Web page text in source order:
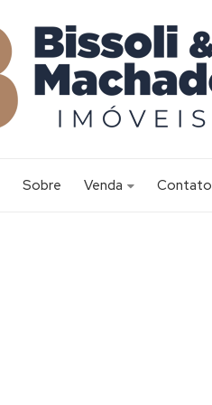
Sobre
Venda
Contato